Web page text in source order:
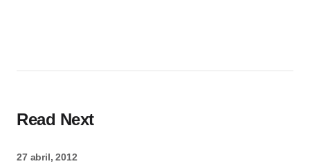
Read Next
27 abril, 2012